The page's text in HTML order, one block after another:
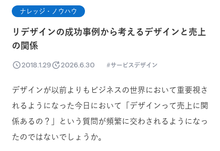
ナレッジ・ノウハウ
リデザインの成功事例から考えるデザインと売上
の関係
2018.1.29 2026.6.30 サービスデザイン
デザインが以前よりもビジネスの世界において重要視さ
れるようになった今日において「デザインって売上に関
係あるの？」という質問が頻繁に交わされるようになっ
たのではないでしょうか。